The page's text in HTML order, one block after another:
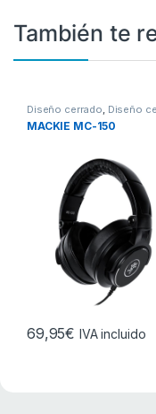
También te
Diseño cerrado, Diseño
MACKIE MC-150
69,95€ IVA incluido